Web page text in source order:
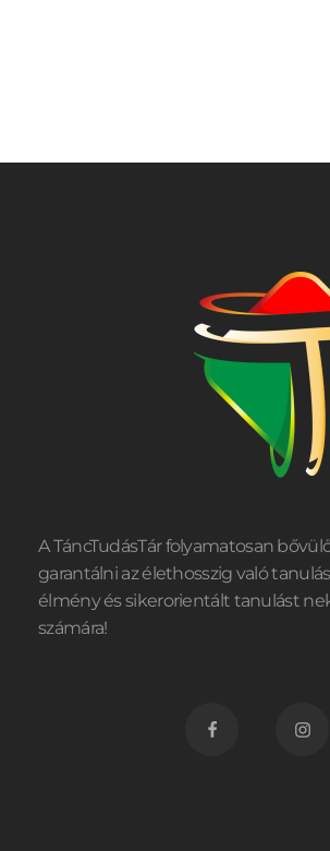
A TáncTudásTár folyamatosan
garantálni az élethosszig való
élmény és sikerorientált tanulást
számára!